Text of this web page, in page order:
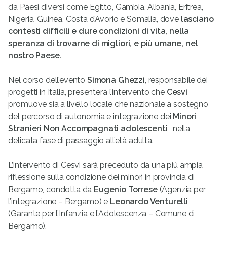
da Paesi diversi come Egitto, Gambia, Albania, Eritrea,
Nigeria, Guinea, Costa d’Avorio e Somalia, dove lasciano
contesti difficili e dure condizioni di vita, nella
speranza di trovarne di migliori, e più umane, nel
nostro Paese.
Nel corso dell’evento Simona Ghezzi, responsabile dei
progetti in Italia, presenterà l’intervento che Cesvi
promuove sia a livello locale che nazionale a sostegno
del percorso di autonomia e integrazione dei Minori
Stranieri Non Accompagnati adolescenti, nella
delicata fase di passaggio all’età adulta.
L’intervento di Cesvi sarà preceduto da una più ampia
riflessione sulla condizione dei minori in provincia di
Bergamo, condotta da Eugenio Torrese(Agenzia per
l’integrazione – Bergamo) e Leonardo Venturelli
(Garante per l’Infanzia e l’Adolescenza – Comune di
Bergamo).